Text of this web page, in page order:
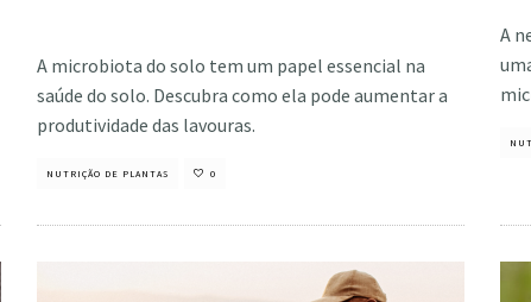
A microbiota do solo tem um papel essencial na
saúde do solo. Descubra como ela pode aumentar a
produtividade das lavouras.
NUTRIÇÃO DE PLANTAS 0
A